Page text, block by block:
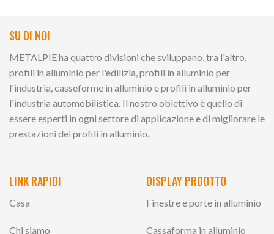
SU DI NOI
METALPIE ha quattro divisioni che sviluppano, tra l'altro,
profili in alluminio per l'edilizia, profili in alluminio per
l'industria, casseforme in alluminio e profili in alluminio per
l'industria automobilistica. Il nostro obiettivo è quello di
essere esperti in ogni settore di applicazione e di migliorare le
prestazioni dei profili in alluminio.
LINK RAPIDI
Casa
Chi siamo
DISPLAY PRDOTTO
Finestre e porte in alluminio
Cassaforma in alluminio